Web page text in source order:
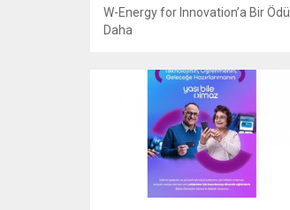
W-Energy for Innovation’a Bir Ödül
Daha